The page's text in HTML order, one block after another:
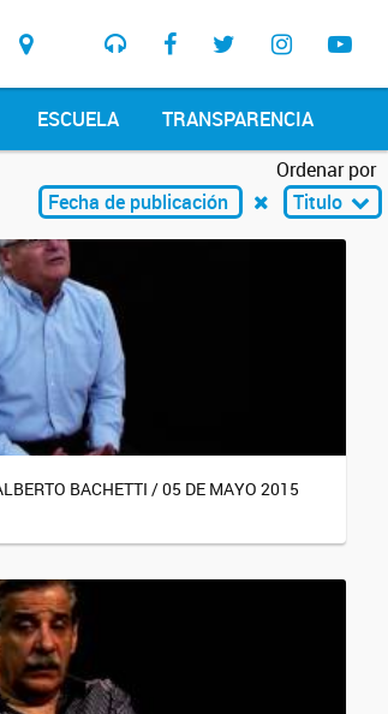
ESCUELA TRANSPARENCIA
Ordenar por
Fecha de publicación
Titulo
BACHETTI / 05 DE MAYO 2015